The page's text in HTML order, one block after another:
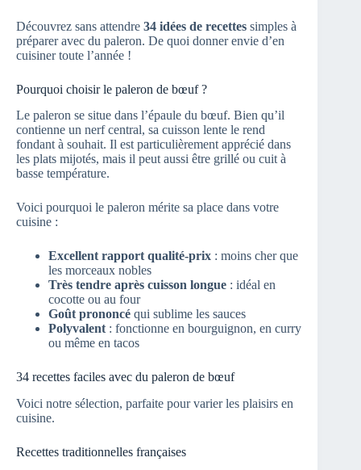
Découvrez sans attendre 34 idées de recettes simples à
préparer avec du paleron. De quoi donner envie d’en
cuisiner toute l’année !
Pourquoi choisir le paleron de bœuf ?
Le paleron se situe dans l’épaule du bœuf. Bien qu’il
contienne un nerf central, sa cuisson lente le rend
fondant à souhait. Il est particulièrement apprécié dans
les plats mijotés, mais il peut aussi être grillé ou cuit à
basse température.
Voici pourquoi le paleron mérite sa place dans votre
cuisine :
Excellent rapport qualité-prix : moins cher que
les morceaux nobles
Très tendre après cuisson longue : idéal en
cocotte ou au four
Goût prononcé qui sublime les sauces
Polyvalent : fonctionne en bourguignon, en curry
ou même en tacos
34 recettes faciles avec du paleron de bœuf
Voici notre sélection, parfaite pour varier les plaisirs en
cuisine.
Recettes traditionnelles françaises